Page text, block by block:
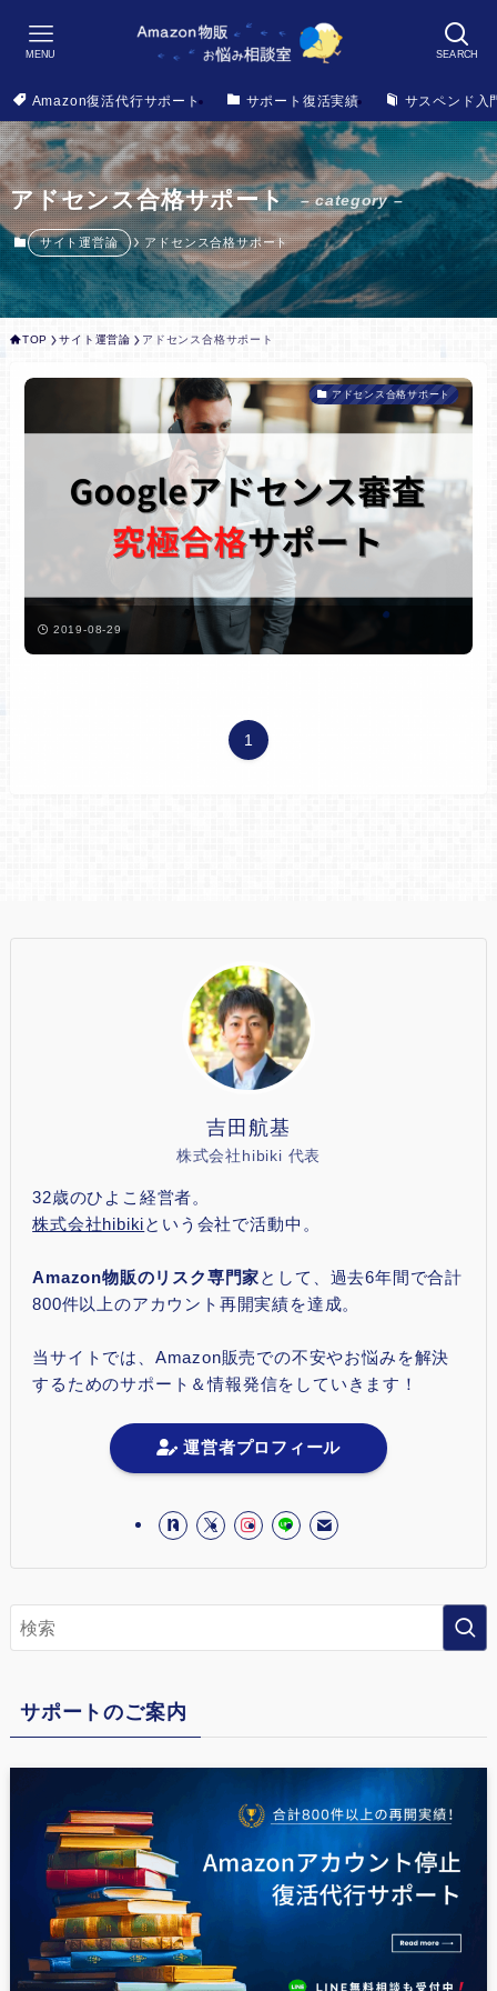
SEARCH
MENU
Amazon復活代行サポート サポート復活実績 サスペンド入
アドセンス合格サポート – category –
サイト運営論 アドセンス合格サポート
TOP サイト運営論 アドセンス合格サポート
アドセンス合格サポート
2019-08-29
1
吉田航基
株式会社hibiki 代表
32歳のひよこ経営者。
株式会社hibikiという会社で活動中。
Amazon物販のリスク専門家として、過去6年間で合計
800件以上のアカウント再開実績を達成。
当サイトでは、Amazon販売での不安やお悩みを解決
するためのサポート＆情報発信をしていきます！
運営者プロフィール
サポートのご案内